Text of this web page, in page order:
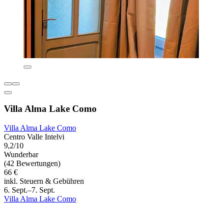
Villa Alma Lake Como
Villa Alma Lake Como
Centro Valle Intelvi
9,2/10
Wunderbar
(42 Bewertungen)
66 €
inkl. Steuern & Gebühren
6. Sept.–7. Sept.
Villa Alma Lake Como